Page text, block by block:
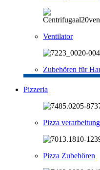
Ventilator
Zubehören für
Pizzeria
Pizza verarbeitung
Pizza Zubehören